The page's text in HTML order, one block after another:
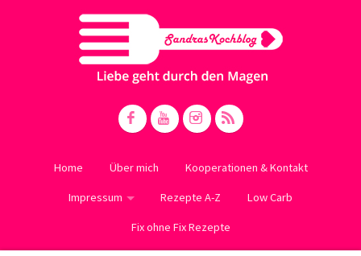
Home Über mich Kooperationen & Kontakt
Impressum Rezepte A-Z Low Carb
Fix ohne Fix Rezepte